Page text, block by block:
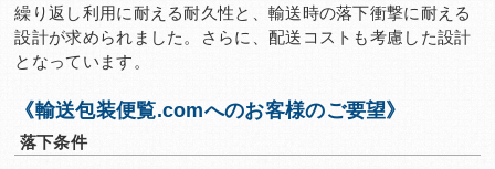
繰り返し利用に耐える耐久性と、輸送時の落下衝撃に耐える
設計が求められました。さらに、配送コストも考慮した設計
となっています。
《輸送包装便覧.comへのお客様のご要望》
落下条件